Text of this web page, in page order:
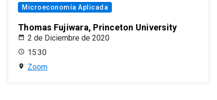
Microeconomía Aplicada
Thomas Fujiwara, Princeton University
2 de Diciembre de 2020
15:30
Zoom